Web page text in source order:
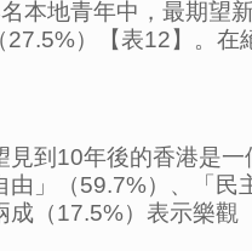
本地青年中，最期望
27.5%）【表12】。
見到10年後的香港是
由」（59.7%）、「
（17.5%）表示樂觀